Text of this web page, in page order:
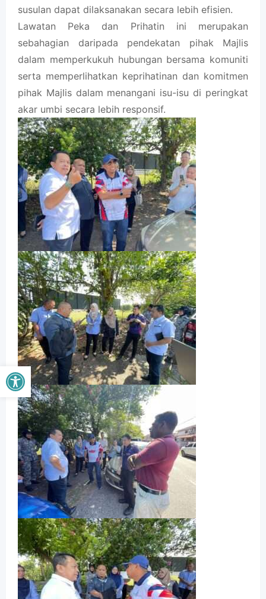
Buka bar alat
susulan dapat dilaksanakan secara lebih efisien.
Lawatan Peka dan Prihatin ini merupakan
sebahagian daripada pendekatan pihak Majlis
dalam memperkukuh hubungan bersama komuniti
serta memperlihatkan keprihatinan dan komitmen
pihak Majlis dalam menangani isu-isu di peringkat
akar umbi secara lebih responsif.